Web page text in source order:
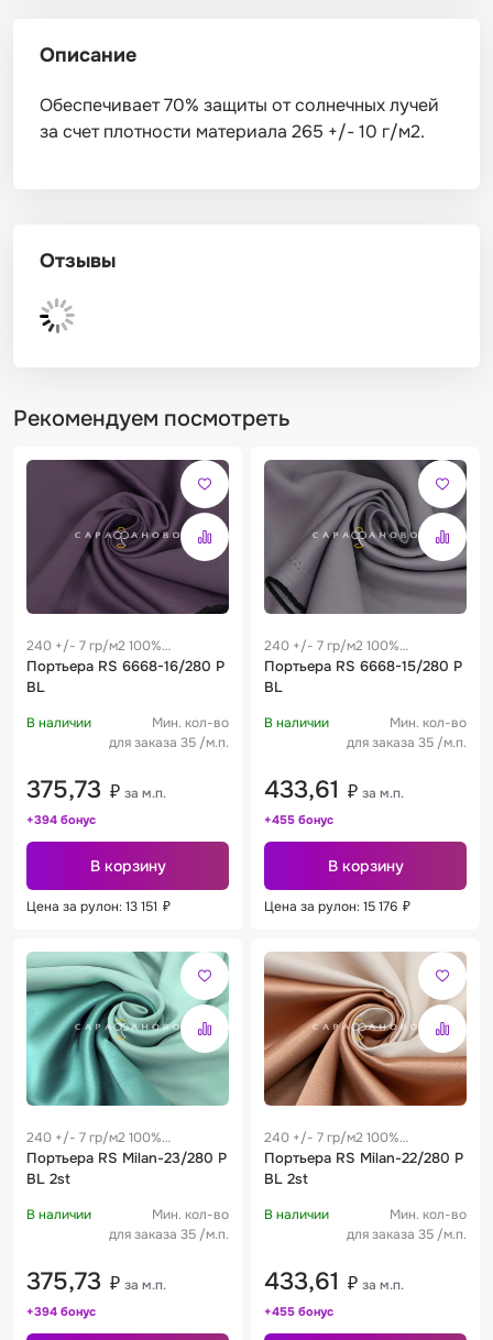
Описание
Обеспечивает 70% защиты от солнечных лучей
за счет плотности материала 265 +/- 10 г/м2.
Отзывы
Рекомендуем посмотреть
240 +/- 7 гр/м2 100%
полиэстер
Портьера RS 6668-16/280 P
BL
В наличии
Мин. кол-во
для заказа 35 /м.п.
375,73 ₽ за м.п.
+394 бонус
В корзину
Цена за рулон: 13 151 ₽
240 +/- 7 гр/м2 100%
полиэстер
Портьера RS 6668-15/280 P
BL
В наличии
Мин. кол-во
для заказа 35 /м.п.
433,61 ₽ за м.п.
+455 бонус
В корзину
Цена за рулон: 15 176 ₽
240 +/- 7 гр/м2 100%
полиэстер
Портьера RS Milan-23/280 P
BL 2st
В наличии
Мин. кол-во
для заказа 35 /м.п.
375,73 ₽ за м.п.
+394 бонус
240 +/- 7 гр/м2 100%
полиэстер
Портьера RS Milan-22/280 P
BL 2st
В наличии
Мин. кол-во
для заказа 35 /м.п.
433,61 ₽ за м.п.
+455 бонус